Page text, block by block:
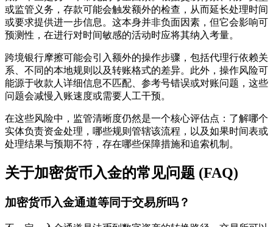
或监管义务，存款可能会触发额外的检查，从而延长处理时间
或要求提供进一步信息。这本身并非负面因素，但它会影响可
预测性，在进行对时间敏感的活动时应将其纳入考量。
跨境银行摩擦可能会引入额外的操作步骤，包括代理行依赖关
系、不同的本地规则以及转账格式的差异。此外，操作风险可
能源于收款人详细信息不匹配、参考号错误或对账问题，这些
问题会减慢入账速度或需要人工干预。
在这些风险中，监管清晰度仍然是一个核心评估点：了解哪个
实体负责资金处理，哪些规则管辖该流程，以及如果时间表或
处理结果与预期不符，存在哪些保障措施和追索机制。
关于加密货币入金的常见问题 (FAQ)
加密货币入金通道等同于交易所吗？